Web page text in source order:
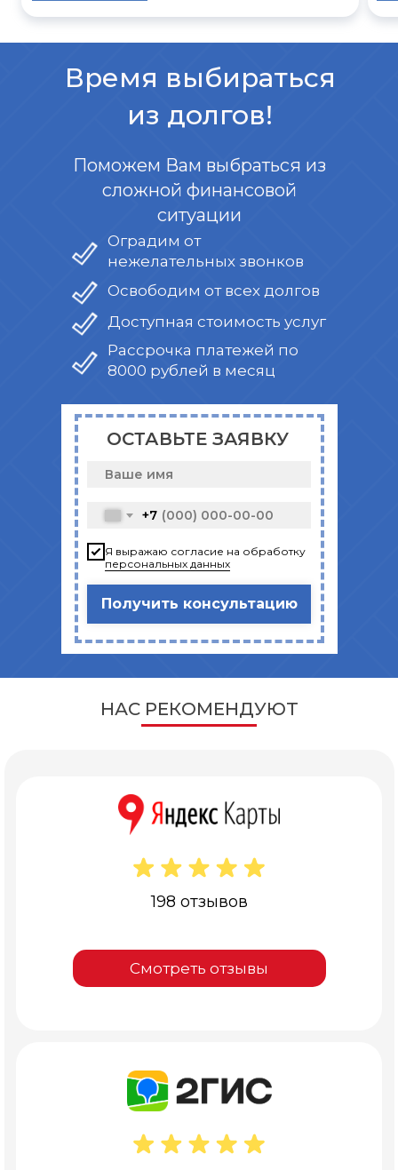
Время выбираться
из долгов!
Поможем Вам выбраться из
сложной финансовой
ситуации
Оградим от
нежелательных звонков
Доступная стоимость услуг
Освободим от всех долгов
Рассрочка платежей по
8000 рублей в месяц
+7
Я выражаю согласие на обработку
персональных данных
Получить консультацию
ОСТАВЬТЕ ЗАЯВКУ
НАС РЕКОМЕНДУЮТ
198 отзывов
Смотреть отзывы